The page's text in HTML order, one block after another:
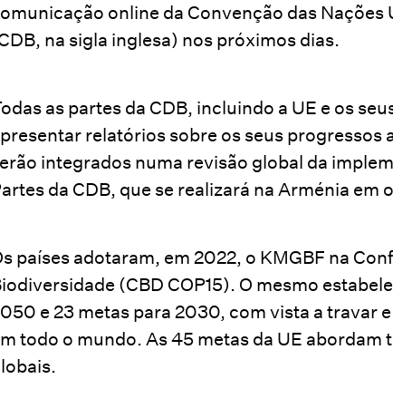
online da Convenção das
na sigla inglesa) nos próximos dias.
as partes da CDB, incluindo a UE e os
relatórios sobre os seus progressos
integrados numa revisão global da
da CDB, que se realizará na Arménia em
países adotaram, em 2022, o KMGBF na
(CBD COP15). O mesmo
e 23 metas para 2030, com vista a travar
todo o mundo. As 45 metas da UE abordam